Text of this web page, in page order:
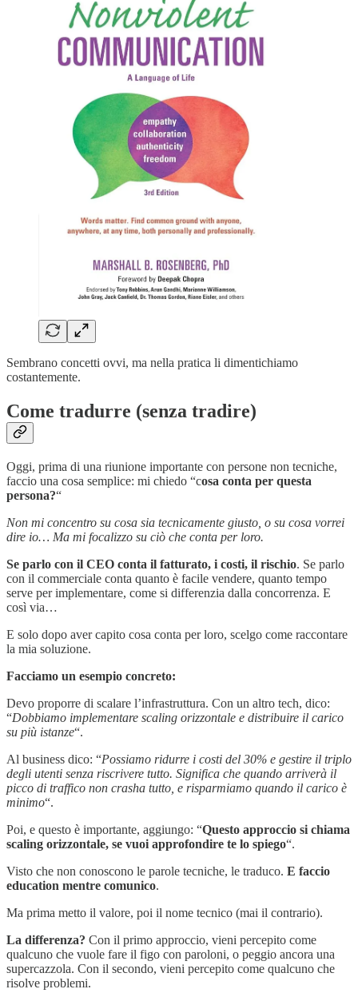
Sembrano concetti ovvi, ma nella pratica li dimentichiamo
costantemente.
Come tradurre (senza tradire)
Oggi, prima di una riunione importante con persone non tecniche,
faccio una cosa semplice: mi chiedo “cosa conta per questa
persona?“
Non mi concentro su cosa sia tecnicamente giusto, o su cosa vorrei
dire io… Ma mi focalizzo su ciò che conta per loro.
Se parlo con il CEO conta il fatturato, i costi, il rischio. Se parlo
con il commerciale conta quanto è facile vendere, quanto tempo
serve per implementare, come si differenzia dalla concorrenza. E
così via…
E solo dopo aver capito cosa conta per loro, scelgo come raccontare
la mia soluzione.
Facciamo un esempio concreto:
Devo proporre di scalare l’infrastruttura. Con un altro tech, dico:
“Dobbiamo implementare scaling orizzontale e distribuire il carico
su più istanze“.
Al business dico: “Possiamo ridurre i costi del 30% e gestire il triplo
degli utenti senza riscrivere tutto. Significa che quando arriverà il
picco di traffico non crasha tutto, e risparmiamo quando il carico è
minimo“.
Poi, e questo è importante, aggiungo: “Questo approccio si chiama
scaling orizzontale, se vuoi approfondire te lo spiego“.
Visto che non conoscono le parole tecniche, le traduco. E faccio
education mentre comunico.
Ma prima metto il valore, poi il nome tecnico (mai il contrario).
La differenza? Con il primo approccio, vieni percepito come
qualcuno che vuole fare il figo con paroloni, o peggio ancora una
supercazzola. Con il secondo, vieni percepito come qualcuno che
risolve problemi.